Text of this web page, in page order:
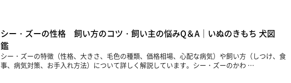
シー・ズーの性格 飼い方のコツ・飼い主の悩みQ＆A｜いぬのきもち 犬図
鑑
シー・ズーの特徴（性格、大きさ、毛色の種類、価格相場、心配な病気）や飼い方（しつけ、食
事、病気対策、お手入れ方法）について詳しく解説しています。シー・ズーのかわ …